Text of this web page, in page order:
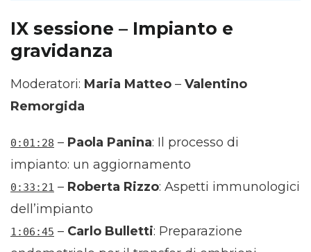
IX sessione – Impianto e
gravidanza
Moderatori: Maria Matteo – Valentino
Remorgida
0:01:28 – Paola Panina: Il processo di
impianto: un aggiornamento
0:33:21 – Roberta Rizzo: Aspetti immunologici
dell’impianto
1:06:45 – Carlo Bulletti: Preparazione